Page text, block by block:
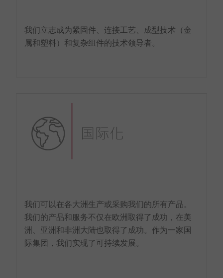
我们立志成为紧固件、连接工艺、成型技术（金
属和塑料）和复杂组件的技术领导者。
我们可以在各大洲生产或采购我们的所有产品。
我们的产品和服务不仅在欧洲取得了成功，在美
洲、亚洲和非洲大陆也取得了成功。作为一家国
际集团，我们实现了可持续发展。